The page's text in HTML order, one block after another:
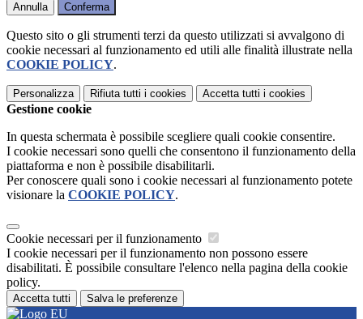
Annulla Conferma
Questo sito o gli strumenti terzi da questo utilizzati si avvalgono di
cookie necessari al funzionamento ed utili alle finalità illustrate nella
COOKIE POLICY.
Personalizza Rifiuta tutti i cookies Accetta tutti i cookies
Gestione cookie
In questa schermata è possibile scegliere quali cookie consentire.
I cookie necessari sono quelli che consentono il funzionamento della
piattaforma e non è possibile disabilitarli.
Per conoscere quali sono i cookie necessari al funzionamento potete
visionare la COOKIE POLICY.
Cookie necessari per il funzionamento
I cookie necessari per il funzionamento non possono essere
disabilitati. È possibile consultare l'elenco nella pagina della cookie
policy.
Accetta tutti Salva le preferenze